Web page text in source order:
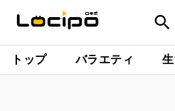
トップ バラエティ